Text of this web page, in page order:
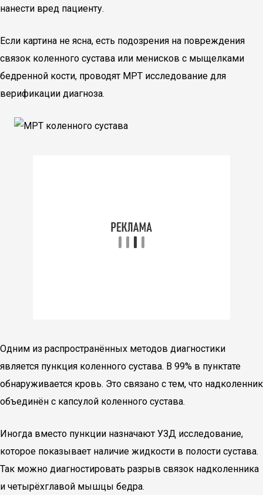
нанести вред пациенту.
Если картина не ясна, есть подозрения на повреждения
связок коленного сустава или менисков с мыщелками
бедренной кости, проводят МРТ исследование для
верификации диагноза.
Одним из распространённых методов диагностики
является пункция коленного сустава. В 99% в пунктате
обнаруживается кровь. Это связано с тем, что надколенник
объединён с капсулой коленного сустава.
Иногда вместо пункции назначают УЗД исследование,
которое показывает наличие жидкости в полости сустава.
Так можно диагностировать разрыв связок надколенника
и четырёхглавой мышцы бедра.